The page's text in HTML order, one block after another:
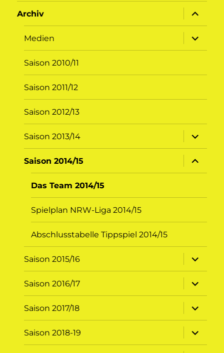
Archiv
öffnen
Medien
öffnen
Saison 2010/11
Saison 2011/12
Saison 2012/13
Saison 2013/14
öffnen
Saison 2014/15
öffnen
Das Team 2014/15
Spielplan NRW-Liga 2014/15
Abschlusstabelle Tippspiel 2014/15
Saison 2015/16
öffnen
Saison 2016/17
öffnen
Saison 2017/18
öffnen
Saison 2018-19
öffnen